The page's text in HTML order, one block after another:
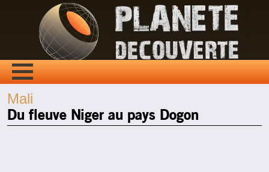
Mali
Du fleuve Niger au pays Dogon